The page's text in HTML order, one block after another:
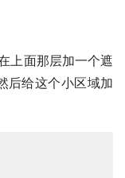
上面那层加一个遮
后给这个小区域加